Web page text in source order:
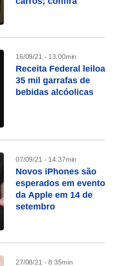
16/09/21 - 13:00min
Receita Federal leiloa
35 mil garrafas de
bebidas alcóolicas
07/09/21 - 14:37min
Novos iPhones são
esperados em evento
da Apple em 14 de
setembro
27/08/21 - 8:35min